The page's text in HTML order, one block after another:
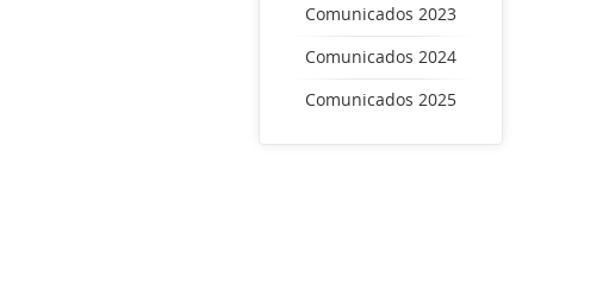
Comunicados 2023
Comunicados 2024
Comunicados 2025